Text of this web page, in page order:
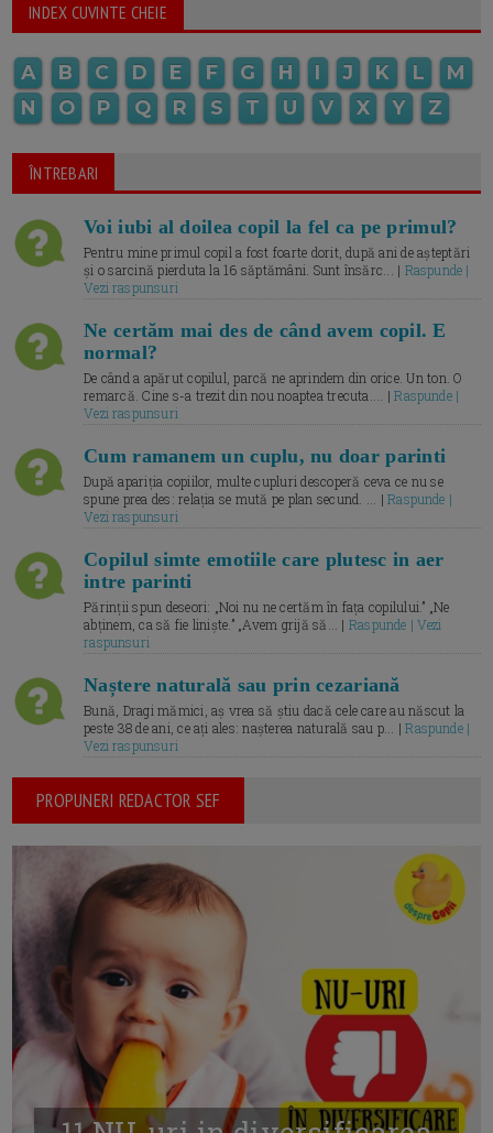
INDEX CUVINTE CHEIE
A B C D E F G H I J K L
M
N
O P Q R S T U V X Y Z
ÎNTREBARI
Voi iubi al doilea copil la fel ca pe primul?
Pentru mine primul copil a fost foarte dorit, după ani de așteptări
și o sarcină pierduta la 16 săptămâni. Sunt însărc... | Raspunde |
Vezi raspunsuri
Ne certăm mai des de când avem copil. E
normal?
De când a apărut copilul, parcă ne aprindem din orice. Un ton. O
remarcă. Cine s-a trezit din nou noaptea trecuta.... |Raspunde |
Vezi raspunsuri
Cum ramanem un cuplu, nu doar parinti
După apariția copiilor, multe cupluri descoperă ceva ce nu se
spune prea des: relația se mută pe plan secund. ... |Raspunde |
Vezi raspunsuri
Copilul simte emotiile care plutesc in aer
intre parinti
Părinții spun deseori: „Noi nu ne certăm în fața copilului.” „Ne
abținem, ca să fie liniște.” „Avem grijă să... | Raspunde | Vezi
raspunsuri
Naștere naturală sau prin cezariană
Bună, Dragi mămici, aș vrea să știu dacă cele care au născut la
peste 38 de ani, ce ați ales: nașterea naturală sau p... |Raspunde |
Vezi raspunsuri
PROPUNERI REDACTOR SEF